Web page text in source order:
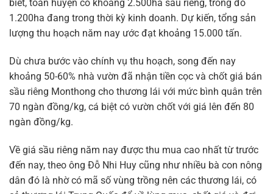
biết, toàn huyện có khoảng 2.500ha sầu riêng, trong đó
1.200ha đang trong thời kỳ kinh doanh. Dự kiến, tổng sản
lượng thu hoạch năm nay ước đạt khoảng 15.000 tấn.
Dù chưa bước vào chính vụ thu hoạch, song đến nay
khoảng 50-60% nhà vườn đã nhận tiền cọc và chốt giá bán
sầu riêng Monthong cho thương lái với mức bình quân trên
70 ngàn đồng/kg, cá biệt có vườn chốt với giá lên đến 80
ngàn đồng/kg.
Về giá sầu riêng năm nay được thu mua cao nhất từ trước
đến nay, theo ông Đỗ Nhi Huy cũng như nhiều bà con nông
dân đó là nhờ có mã số vùng trồng nên các thương lái, có